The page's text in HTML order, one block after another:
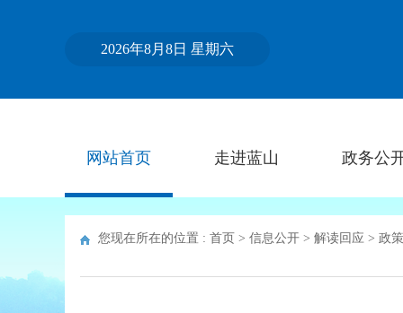
2026年8月8日 星期六
网站首页 走进蓝山 政务公
您现在所在的位置 : 首页 > 信息公开 > 解读回应 > 政